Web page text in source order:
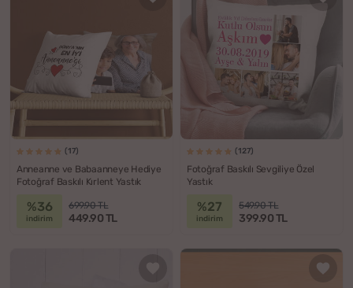
(17)
Anneanne ve Babaanneye Hediye
Fotoğraf Baskılı Kırlent Yastık
%36
indirim
699.90 TL
449.90 TL
(127)
Fotoğraf Baskılı Sevgiliye Özel
Yastık
%27
indirim
549.90 TL
399.90 TL